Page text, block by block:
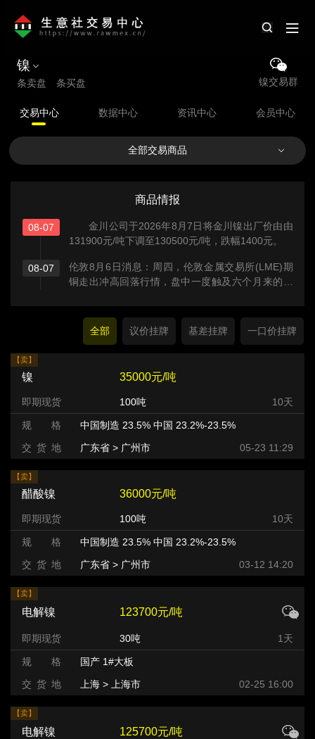
镍
条卖盘 条买盘 镍交易群
交易中心 数据中心 资讯中心 会员中心
全部交易商品
商品情报
08-07
金川公司于2026年8月7日将金川镍出厂价由由
131900元/吨下调至130500元/吨，跌幅1400元。
08-07
伦敦8月6日消息：周四，伦敦金属交易所(LME)期
铜走出冲高回落行情，盘中一度触及六个月来的最
全部
议价挂牌 基差挂牌 一口价挂牌
【卖】
镍 35000元/吨
即期现货 100吨 10天
规 格
中国制造 23.5% 中国 23.2%-23.5%
交 货 地
广东省 > 广州市 > 05-23 11:29
【卖】
醋酸镍 36000元/吨
即期现货 100吨 10天
规 格
中国制造 23.5% 中国 23.2%-23.5%
交 货 地
广东省 > 广州市 > 03-12 14:20
【卖】
电解镍 123700元/吨
即期现货 30吨 1天
规 格
国产 1#大板
交 货 地
上海 > 上海市 02-25 16:00
【卖】
电解镍 125700元/吨